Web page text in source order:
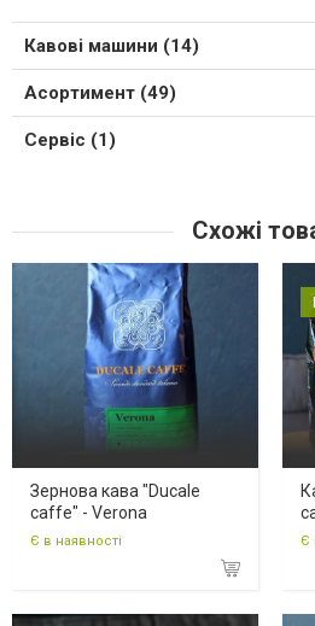
Кавові машини (14)
Асортимент (49)
Сервіс (1)
Схожі
Зернова кава "Ducale
caffe" - Verona
Є в наявності Є